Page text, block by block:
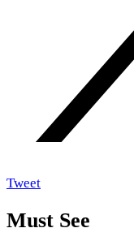
Tweet
Must See